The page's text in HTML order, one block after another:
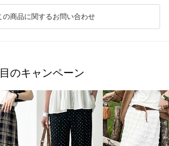
の商品に関するお問い合わせ
のキャンペーン